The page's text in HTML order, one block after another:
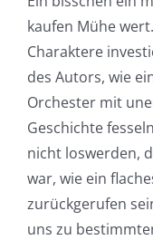
kaufen Mühe
Charaktere
des Autors, wie
Orchester mit
Geschichte
nicht loswerden,
war, wie ein
zurückgerufen
uns zu
Online
Casino
Games
and
Slots
The